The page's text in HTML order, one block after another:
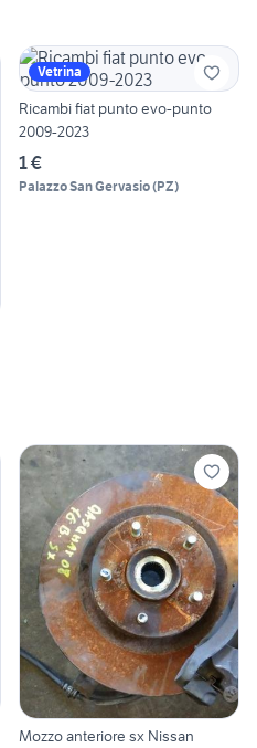
Vetrina
Ricambi fiat punto evo-punto
2009-2023
1 €
Palazzo San Gervasio(PZ)
Mozzo anteriore sx Nissan